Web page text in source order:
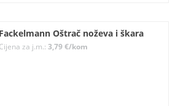
Fackelmann Oštrač noževa i škara
Cijena za j.m.: 3,79 €/kom